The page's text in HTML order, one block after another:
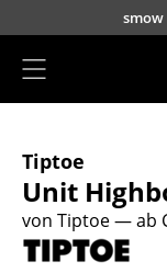
Direkt zum
Sitzmöbel
Sofas
Tiptoe
Unit
von Tiptoe— ab